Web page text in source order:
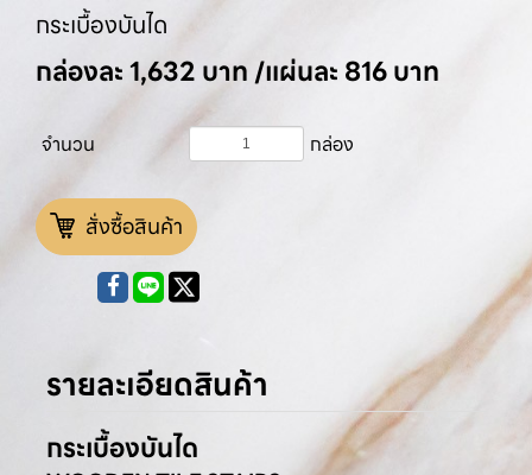
กระเบื้องบันได
กล่องละ 1,632 บาท /แผ่นละ 816 บาท
จำนวน กล่อง
สั่งซื้อสินค้า
รายละเอียดสินค้า
กระเบื้องบันได